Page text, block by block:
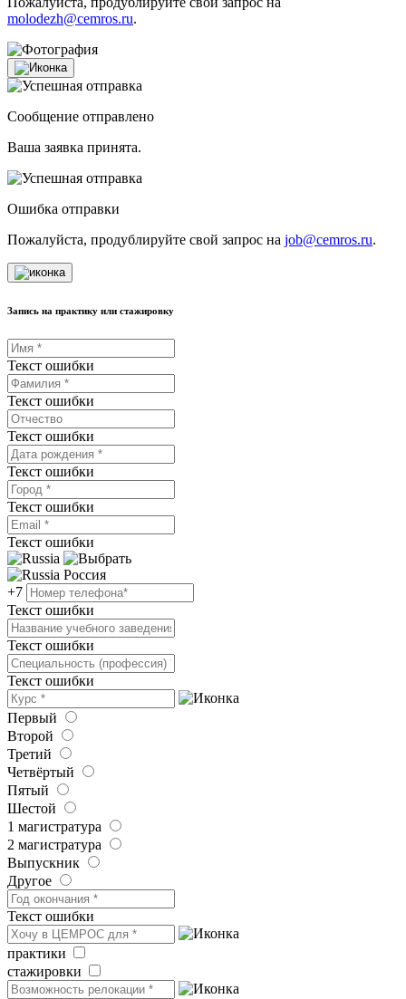
molodezh@cemros.ru.
Сообщение отправлено
Ваша заявка принята.
Ошибка отправки
Пожалуйста, продублируйте свой запрос на job@cemros.ru.
Запись на практику или стажировку
Текст ошибки
Текст ошибки
Текст ошибки
Текст ошибки
Текст ошибки
Текст ошибки
Россия
+7
Текст ошибки
Текст ошибки
Текст ошибки
Первый
Второй
Третий
Четвёртый
Пятый
Шестой
1 магистратура
2 магистратура
Выпускник
Другое
Текст ошибки
практики
стажировки